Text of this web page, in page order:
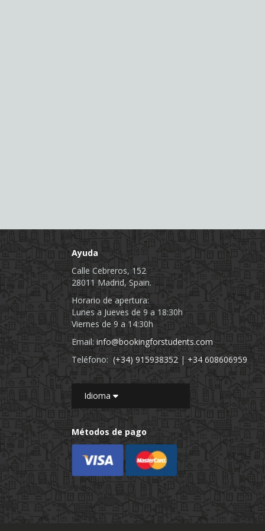
Ayuda
Calle Cebreros, 152
28011 Madrid, Spain.
Horario de apertura:
Lunes a Jueves de 9 a 18:30h
Viernes de 9 a 14:30h
Email: info@bookingforstudents.com
Teléfono: (+34) 915938352| +34 608606959
Idioma
Métodos de pago